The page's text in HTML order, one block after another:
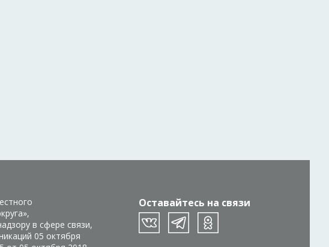
Оставайтесь на связи
в сфере связи,
05 октября